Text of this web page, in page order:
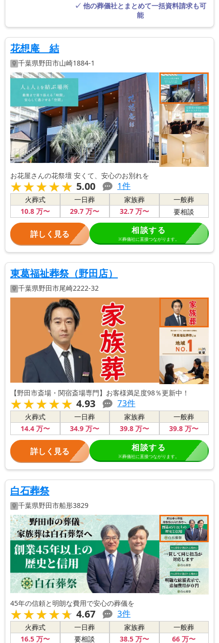
✓ 他の葬儀社とまとめて一括資料請求も可
能
花想庵 結
千葉県野田市山崎1884-1
お花屋さんの花祭壇 安くて、安心のお別れを
★★★★★
★★★★★ 5.00 1件
火葬式
10.8万〜
一日葬
29.7 万〜
家族葬
32.7万〜
一般葬
要相談
詳しく見る 相談する
※葬儀社に直接つながります。
東葛福祉葬祭（野田店）
千葉県野田市尾崎2222-32
【野田市斎場・関宿斎場専門】お客様満足度98％更新中！
★★★★★
★★★★★ 4.93 73件
火葬式
14.4万〜
一日葬
34.9 万〜
家族葬
39.8万〜
一般葬
39.8 万〜
詳しく見る 相談する
※葬儀社に直接つながります。
白石葬祭
千葉県野田市船形3829
45年の信頼と明朗な費用で安心の葬儀を
★★★★★
★★★★★ 4.67 3件
火葬式
16.5万〜
一日葬
要相談
家族葬
38.5万〜
一般葬
66 万〜